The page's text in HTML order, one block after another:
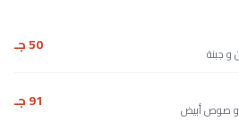
و جبنة 50 جـ
و صوص أبيض 91 جـ